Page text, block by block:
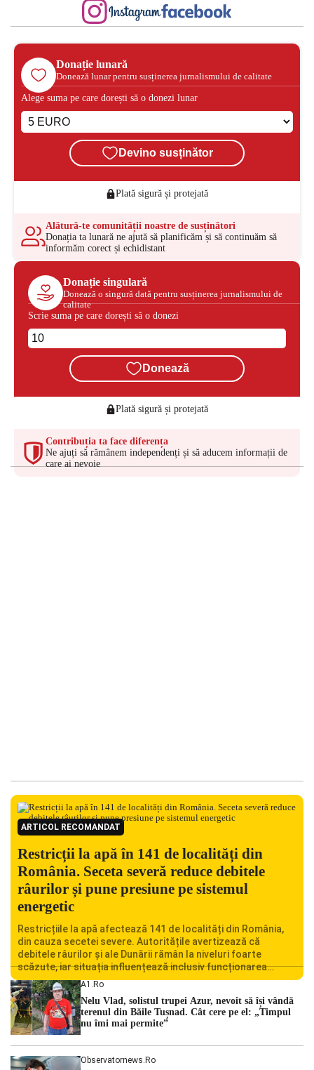
Donație lunară
Donează lunar pentru susținerea jurnalismului de calitate
Alege suma pe care dorești să o donezi lunar
Devino susținător
Plată sigură și protejată
Alătură-te comunității noastre de susținători
Donația ta lunară ne ajută să planificăm și să continuăm să
informăm corect și echidistant
Donație singulară
Donează o singură dată pentru susținerea jurnalismului de
calitate
Scrie suma pe care dorești să o donezi
Donează
Plată sigură și protejată
Contribuția ta face diferența
Ne ajuți să rămânem independenți și să aducem informații de
care ai nevoie
ARTICOL RECOMANDAT
Restricții la apă în 141 de localități din
România. Seceta severă reduce debitele
râurilor și pune presiune pe sistemul
energetic
Restricțiile la apă afectează 141 de localități din România,
din cauza secetei severe. Autoritățile avertizează că
debitele râurilor și ale Dunării rămân la niveluri foarte
scăzute, iar situația influențează inclusiv funcționarea
Centralei Nucleare de la Cernavodă. România se confruntă
cu una dintre cele mai dificile perioade din punct de vedere
hidrologic din ultimii ani. Lipsa […]
A1.ro
Nelu Vlad, solistul trupei Azur, nevoit să își vândă
terenul din Băile Tușnad. Cât cere pe el: „Timpul
nu îmi mai permite”
Observatornews.ro